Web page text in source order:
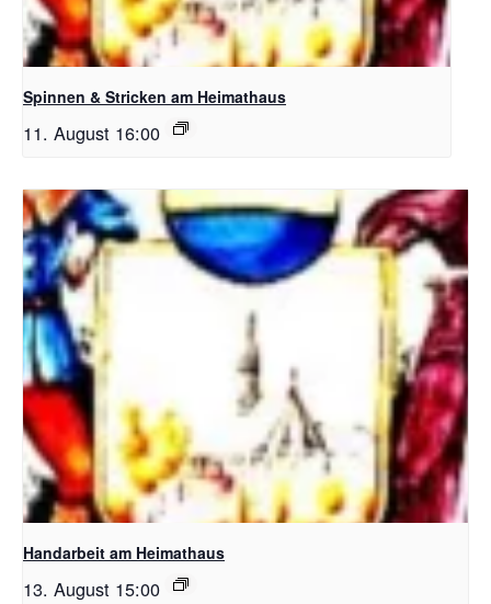
Spinnen & Stricken am Heimathaus
11. August 16:00
Handarbeit am Heimathaus
13. August 15:00